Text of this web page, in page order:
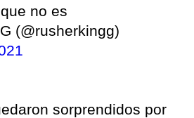
no es
(@rusherkingg)
sorprendidos por